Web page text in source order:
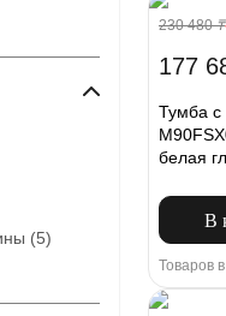
(5)
230 480₸
177
Тумба с
белая
В
Товаров